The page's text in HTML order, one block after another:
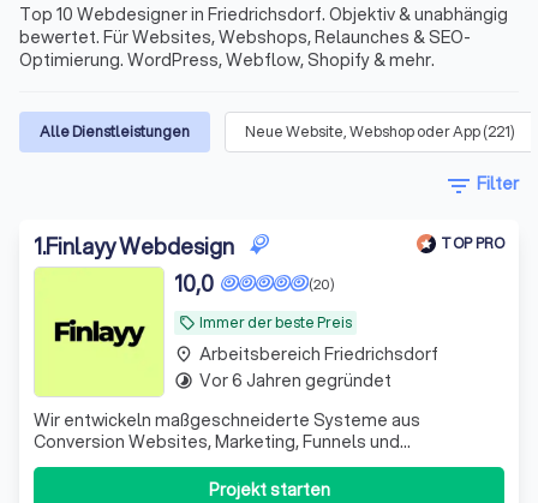
Top 10 Webdesigner in Friedrichsdorf. Objektiv & unabhängig
bewertet. Für Websites, Webshops, Relaunches & SEO-
Optimierung. WordPress, Webflow, Shopify & mehr.
Alle Dienstleistungen Neue Website, Webshop oder App(221)
filter_list Filter
1.Finlayy Webdesign TOP PRO
local_offer Immer der beste Preis
(20)
10,0
Wir entwickeln maßgeschneiderte Systeme aus
Conversion Websites, Marketing, Funnels und
Automationen für B2B-Dienstleister, die Besucher in
qualifizierte Leads und Kunden verwandeln.
Projekt starten
place Arbeitsbereich Friedrichsdorf
timelapse Vor 6 Jahren gegründet